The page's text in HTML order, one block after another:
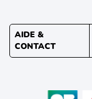
AIDE &
CONTACT